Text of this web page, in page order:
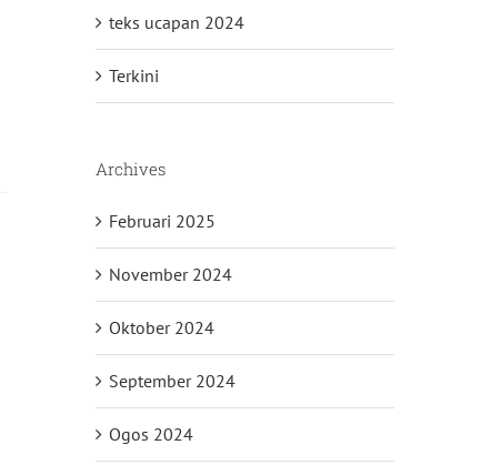
teks ucapan 2024
Terkini
Archives
Februari 2025
November 2024
Oktober 2024
September 2024
Ogos 2024